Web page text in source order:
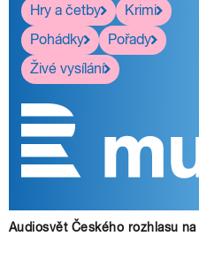
Hry a četby
Krimi
Pohádky
Pořady
Živé vysílání
Audiosvět Českého rozhlasu